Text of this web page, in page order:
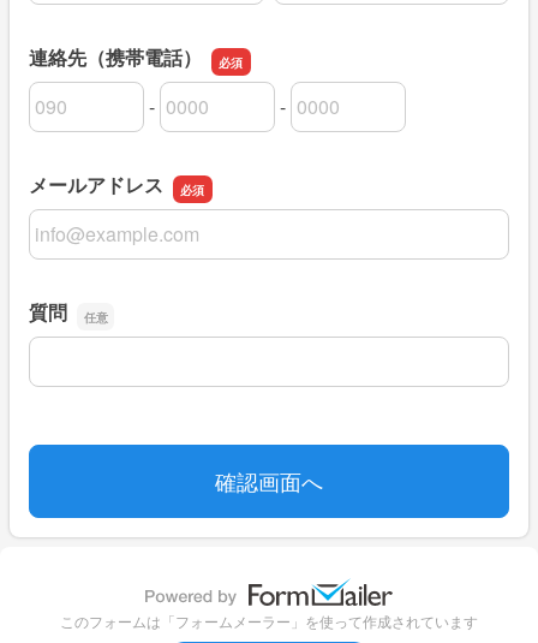
連絡先（携帯電話）
連絡先（携帯電話）の市外局番
-
連絡先（携帯電話）の市内局番
-
連絡先（携帯電話）の加入者番号
メールアドレス
メールアドレス
質問
質問
このフォームは「フォームメーラー」を使って作成されています